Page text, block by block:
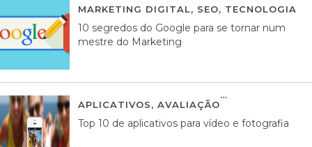
MARKETING DIGITAL, SEO, TECNOLOGIA
10 segredos do Google para se tornar num
mestre do Marketing
APLICATIVOS, AVALIAÇÃO
Top 10 de aplicativos para vídeo e fotografia